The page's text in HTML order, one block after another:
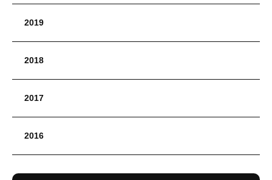
2019
2018
2017
2016